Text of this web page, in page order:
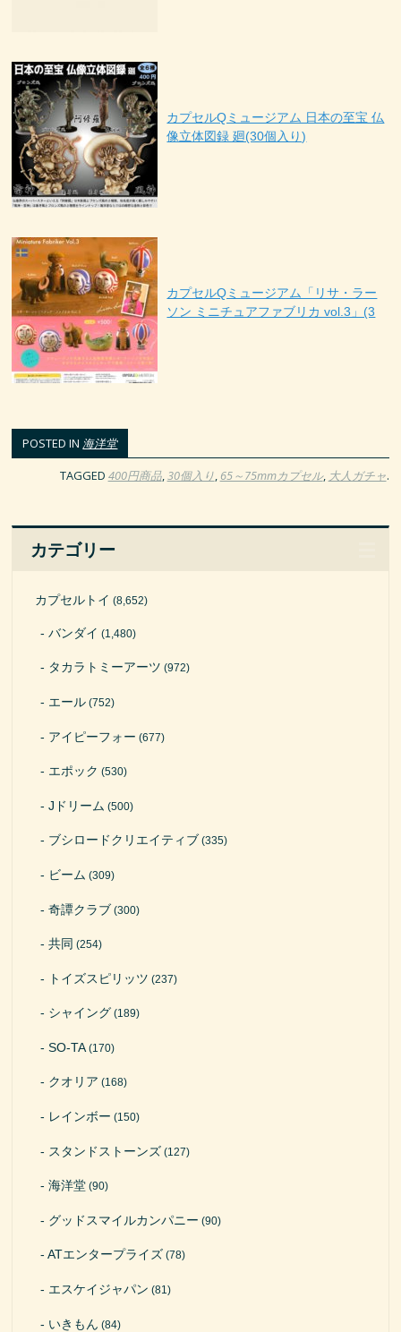
カプセルQミュージアム 日本の至宝 仏
像立体図録 廻(30個入り)
カプセルQミュージアム「リサ・ラー
ソン ミニチュアファブリカ vol.3」(3
POSTED IN 海洋堂
TAGGED 400円商品,30個入り, 65～75mmカプセル, 大人ガチャ.
カテゴリー
カプセルトイ (8,652)
バンダイ (1,480)
タカラトミーアーツ (972)
エール (752)
アイピーフォー (677)
エポック (530)
Jドリーム (500)
ブシロードクリエイティブ (335)
ビーム (309)
奇譚クラブ (300)
共同 (254)
トイズスピリッツ (237)
シャイング (189)
SO-TA(170)
クオリア (168)
レインボー (150)
スタンドストーンズ (127)
海洋堂 (90)
グッドスマイルカンパニー (90)
ATエンタープライズ (78)
エスケイジャパン (81)
いきもん (84)